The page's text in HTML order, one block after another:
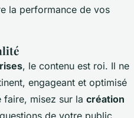
la performance de vos
, le contenu est roi. Il ne
engageant et optimisé
faire, misez sur la création